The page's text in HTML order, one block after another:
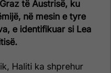
të Austrisë, ku
në mesin e tyre
e identifikuar si Lea
Haliti ka shprehur